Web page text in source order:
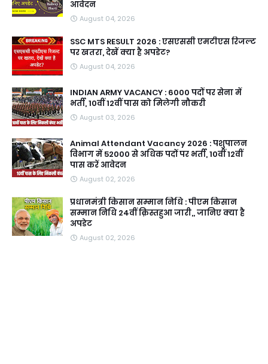
आवेदन
August 04, 2026
SSC MTS RESULT 2026 : एसएससी एमटीएस रिजल्ट
पर खतरा, देखें क्या है अपडेट?
August 04, 2026
INDIAN ARMY VACANCY : 6000 पदों पर सेना में
भर्ती, 10वीं 12वीं पास को मिलेगी नौकरी
August 03, 2026
Animal Attendant Vacancy 2026 : पशुपालन
विभाग में 52000 से अधिक पदों पर भर्ती, 10वीं 12वीं
पास करें आवेदन
August 02, 2026
प्रधानमंत्री किसान सम्मान निधि : पीएम किसान
सम्मान निधि 24वीं क़िस्तहुआ जारी,, जानिए क्या है
अपडेट
August 02, 2026